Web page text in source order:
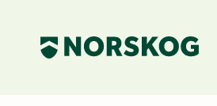
content